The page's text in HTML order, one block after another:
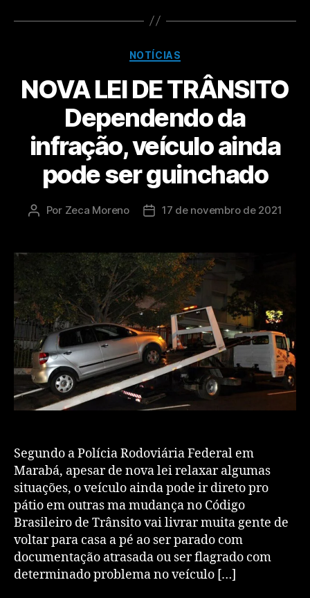
NOTÍCIAS
NOVA LEI DE TRÂNSITO
Dependendo da
infração, veículo ainda
pode ser guinchado
Por Zeca Moreno 17 de novembro de 2021
Segundo a Polícia Rodoviária Federal em
Marabá, apesar de nova lei relaxar algumas
situações, o veículo ainda pode ir direto pro
pátio em outras ma mudança no Código
Brasileiro de Trânsito vai livrar muita gente de
voltar para casa a pé ao ser parado com
documentação atrasada ou ser flagrado com
determinado problema no veículo […]